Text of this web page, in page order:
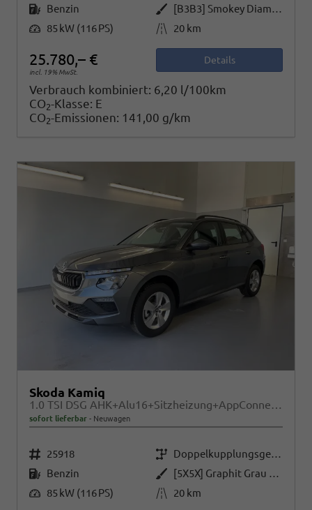
Kraftstoff Benzin Außenfarbe
[B3B3] Smokey Diamond-Silber Metallic
Leistung 85 kW (116 PS) Kilometerstand 20 km
25.780,– €
incl. 19% MwSt.
Details
Verbrauch kombiniert: 6,20 l/100km
CO2-Klasse: E
CO2-Emissionen: 141,00 g/km
Skoda Kamiq
1.0 TSI DSG AHK+Alu16+Sitzheizung+AppConnect+GV5+LED+Nebel+Klima
sofort lieferbar Neuwagen
Fahrzeugnr. 25918 Getriebe
Doppelkupplungsgetriebe (DSG)
Kraftstoff Benzin Außenfarbe
[5X5X] Graphit Grau Metallic
Leistung 85 kW (116 PS) Kilometerstand 20 km